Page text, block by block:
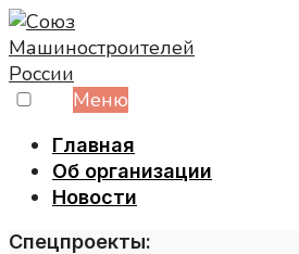
Skip
to
content
Меню
Главная
Об организации
Новости
Спецпроекты: